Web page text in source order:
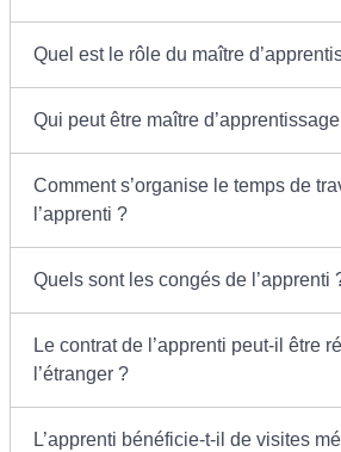
Quel est le rôle du maître
Qui peut être maître
Comment s’organise le temps de
l’apprenti ?
Quels sont les congés de l’apprenti
Le contrat de l’apprenti peut-il être
l’étranger ?
L’apprenti bénéficie-t-il de visites